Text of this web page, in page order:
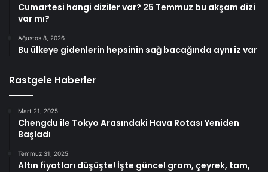
Cumartesi hangi diziler var? 25 Temmuz bu akşam dizi
var mı?
Ağustos 8, 2026
Bu ülkeye gidenlerin hepsinin sağ bacağında aynı iz var
Rastgele Haberler
Mart 21, 2025
Chengdu ile Tokyo Arasındaki Hava Rotası Yeniden
Başladı
Temmuz 31, 2025
Altın fiyatları düşüşte! İşte güncel gram, çeyrek, tam,